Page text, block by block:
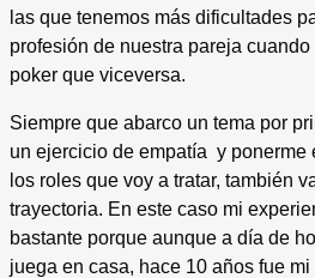
las que tenemos más dificultades
profesión de nuestra pareja
poker que viceversa.
Siempre que abarco un tema por
un ejercicio de empatía y ponerme
los roles que voy a tratar, también
trayectoria. En este caso mi
bastante porque aunque a día de
juega en casa, hace 10 años fue